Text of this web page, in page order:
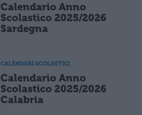
Calendario Anno
Scolastico 2025/2026
Sardegna
CALENDARI SCOLASTICI
Calendario Anno
Scolastico 2025/2026
Calabria